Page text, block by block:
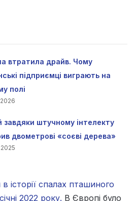
втратила драйв. Чому
підприємці виграють на
полі
завдяки штучному інтелекту
двометрові «соєві дерева»
історії спалах пташиного
2022 року. В Європі було